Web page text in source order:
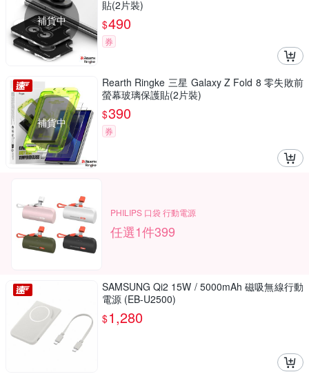
補貨中
貼(2片裝)
$490
券
補貨中
Rearth Ringke 三星 Galaxy Z Fold 8 零失敗前
螢幕玻璃保護貼(2片裝)
$390
券
PHILIPS 口袋 行動電源
任選1件399
SAMSUNG Qi2 15W / 5000mAh 磁吸無線行動
電源 (EB-U2500)
$1,280